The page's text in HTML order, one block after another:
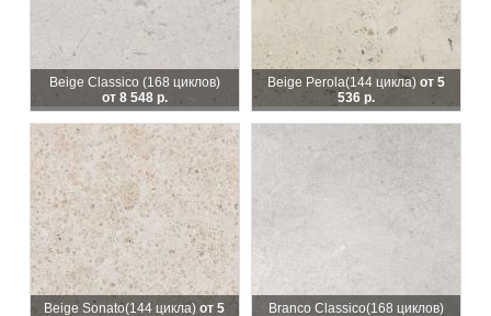
Beige Classico (168 циклов)
от 8 548 р.
Beige Perola(144 цикла) от 5
536 р.
Beige Sonato(144 цикла)от 5 Branco Classico(168 циклов)